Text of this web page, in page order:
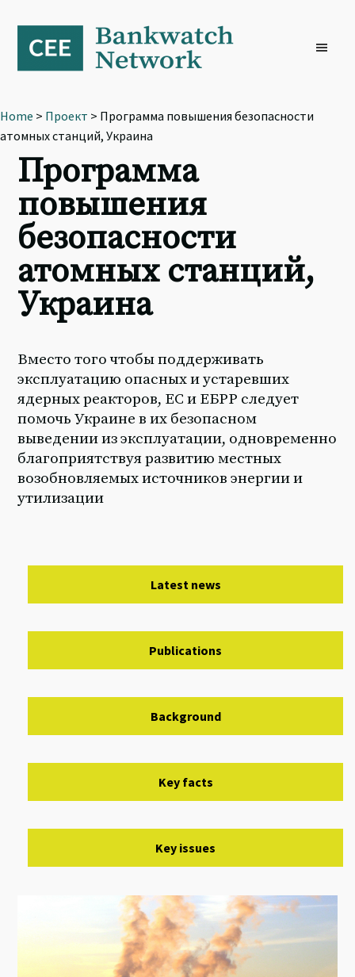
primary
navigation
content
footer
Home > Проект > Программа повышения безопасности
атомных станций, Украина
Программа
повышения
безопасности
атомных станций,
Украина
Вместо того чтобы поддерживать
эксплуатацию опасных и устаревших
ядерных реакторов, ЕС и ЕБРР следует
помочь Украине в их безопасном
выведении из эксплуатации, одновременно
благоприятствуя развитию местных
возобновляемых источников энергии и
утилизации
Latest news
Publications
Background
Key facts
Key issues